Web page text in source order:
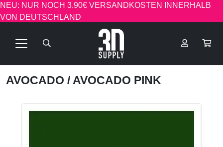
NEU: NUR NOCH 3.90€ VERSANDKOSTEN INNERHALB
VON DEUTSCHLAND
AVOCADO / AVOCADO PINK